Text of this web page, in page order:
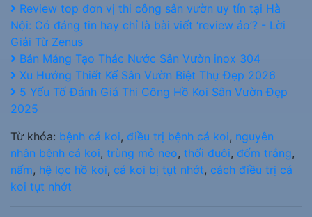
Review top đơn vị thi công sân vườn uy tín tại Hà
Nội: Có đáng tin hay chỉ là bài viết ‘review ảo’? - Lời
Giải Từ Zenus
Bán Máng Tạo Thác Nước Sân Vườn inox 304
Xu Hướng Thiết Kế Sân Vườn Biệt Thự Đẹp 2026
5 Yếu Tố Đánh Giá Thi Công Hồ Koi Sân Vườn Đẹp
2025
Từ khóa: bệnh cá koi, điều trị bệnh cá koi, nguyên
nhân bệnh cá koi, trùng mỏ neo, thối đuôi, đốm trắng,
nấm, hệ lọc hồ koi, cá koi bị tụt nhớt, cách điều trị cá
koi tụt nhớt